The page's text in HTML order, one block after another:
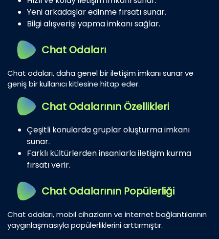
Yeni arkadaşlar edinme fırsatı sunar.
Bilgi alışverişi yapma imkanı sağlar.
Chat Odaları
Chat odaları, daha genel bir iletişim imkanı sunar ve
geniş bir kullanıcı kitlesine hitap eder.
Chat Odalarının Özellikleri
Çeşitli konularda gruplar oluşturma imkanı
sunar.
Farklı kültürlerden insanlarla iletişim kurma
fırsatı verir.
Chat Odalarının Popülerliği
Chat odaları, mobil cihazların ve internet bağlantılarının
yaygınlaşmasıyla popülerliklerini arttırmıştır.